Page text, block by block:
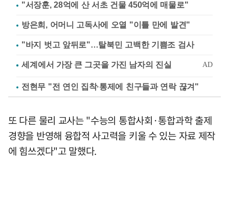
"서장훈, 28억에 산 서초 건물 450억에 매물로"
방은희, 어머니 고독사에 오열 "이틀 만에 발견"
"바지 벗고 앞뒤로"…탈북민 고백한 기쁨조 검사
전현무 "전 연인 집착·통제에 친구들과 연락 끊겨"
또 다른 물리 교사는 "수능의 통합사회·통합과학 출제
경향을 반영해 융합적 사고력을 키울 수 있는 자료 제작
에 힘쓰겠다"고 말했다.